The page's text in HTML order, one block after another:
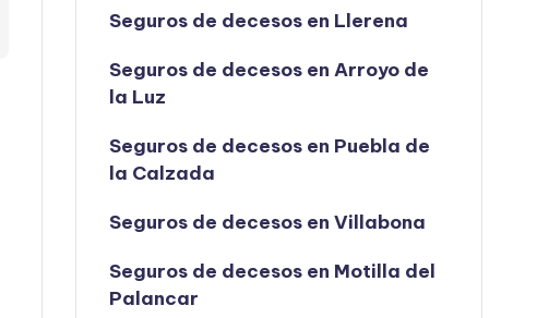
Seguros de decesos en Llerena
Seguros de decesos en Arroyo de
la Luz
Seguros de decesos en Puebla de
la Calzada
Seguros de decesos en Villabona
Seguros de decesos en Motilla del
Palancar